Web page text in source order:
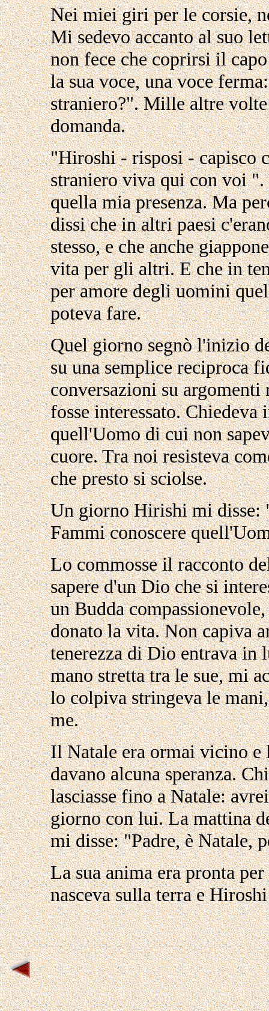
Nei miei giri per le corsie,
Mi sedevo accanto al suo
non fece che coprirsi il
la sua voce, una voce
straniero?". Mille altre
domanda.
"Hiroshi - risposi - capisco
straniero viva qui con voi
quella mia presenza. Ma
dissi che in altri paesi
stesso, e che anche
vita per gli altri. E che in
per amore degli uomini
poteva fare.
Quel giorno segnò l'inizio
su una semplice reciproca
conversazioni su
fosse interessato.
quell'Uomo di cui non
cuore. Tra noi resisteva
che presto si sciolse.
Un giorno Hirishi mi disse:
Fammi conoscere
Lo commosse il racconto
sapere d'un Dio che si
un Budda
donato la vita. Non capiva
tenerezza di Dio entrava in
mano stretta tra le sue, mi
lo colpiva stringeva le
me.
Il Natale era ormai vicino e
davano alcuna speranza.
lasciasse fino a Natale:
giorno con lui. La mattina
mi disse: "Padre, è Natale,
La sua anima era pronta
nasceva sulla terra e